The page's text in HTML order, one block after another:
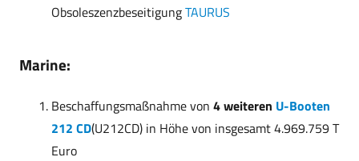
ObsoleszenzbeseitigungTAURUS
Marine:
Beschaffungsmaßnahme von 4 weiteren U-Booten
212 CD(U212CD) in Höhe von insgesamt 4.969.759 T
Euro